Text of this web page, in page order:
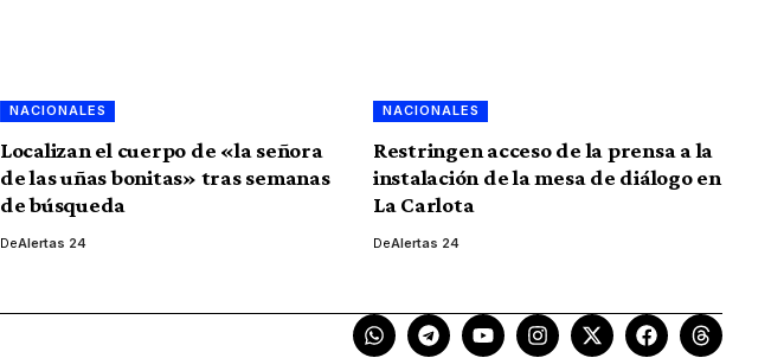
NACIONALES
Localizan el cuerpo de «la señora
de las uñas bonitas» tras semanas
de búsqueda
DeAlertas 24
NACIONALES
Restringen acceso de la prensa a la
instalación de la mesa de diálogo en
La Carlota
DeAlertas 24